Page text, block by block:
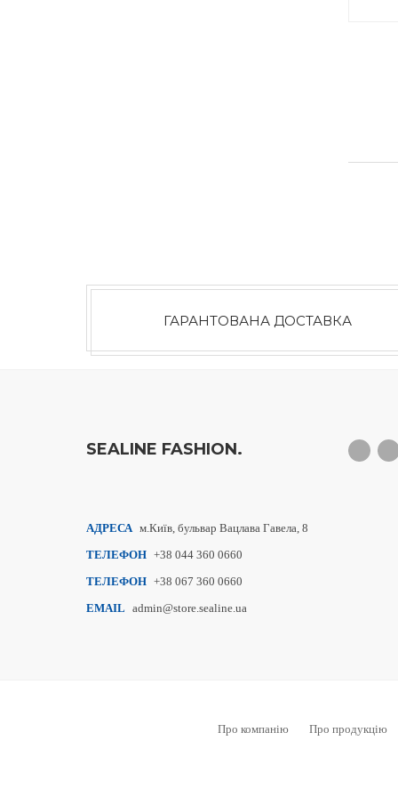
ГАРАНТОВАНА ДОСТАВКА
SEALINE FASHION.
АДРЕСА м.Київ, бульвар Вацлава Гавела, 8
ТЕЛЕФОН +38 044 360 0660
ТЕЛЕФОН +38 067 360 0660
EMAIL admin@store.sealine.ua
Про компанію Про продукцію